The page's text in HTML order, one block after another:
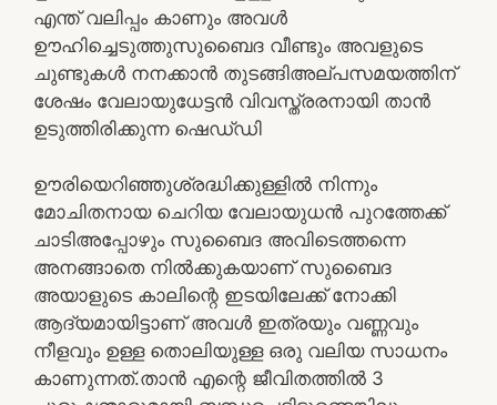
എന്ത് വലിപ്പം കാണും അവൾ
ഊഹിച്ചെടുത്തുസുബൈദ വീണ്ടും അവളുടെ
ചുണ്ടുകൾ നനക്കാൻ തുടങ്ങിഅല്പസമയത്തിന്
ശേഷം വേലായുധേട്ടൻ വിവസ്ത്രരനായി താൻ
ഉടുത്തിരിക്കുന്ന ഷെഡ്‌ഡി
ഊരിയെറിഞ്ഞുശ്രദ്ധിക്കുള്ളിൽ നിന്നും
മോചിതനായ ചെറിയ വേലായുധൻ പുറത്തേക്ക്
ചാടിഅപ്പോഴും സുബൈദ അവിടെത്തന്നെ
അനങ്ങാതെ നിൽക്കുകയാണ് സുബൈദ
അയാളുടെ കാലിന്റെ ഇടയിലേക്ക് നോക്കി
ആദ്യമായിട്ടാണ് അവൾ ഇത്രയും വണ്ണവും
നീളവും ഉള്ള തൊലിയുള്ള ഒരു വലിയ സാധനം
കാണുന്നത്.താൻ എന്റെ ജീവിതത്തിൽ 3